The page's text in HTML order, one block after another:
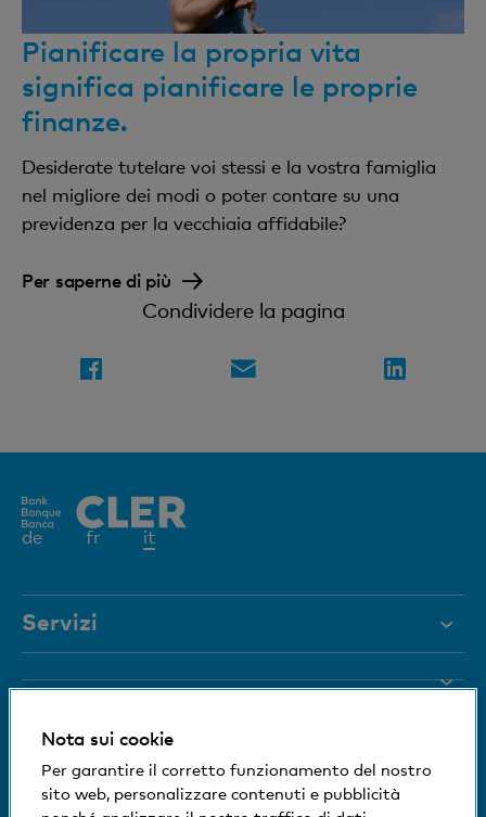
Pianificare la propria vita
significa pianificare le proprie
finanze.
Desiderate tutelare voi stessi e la vostra famiglia
nel migliore dei modi o poter contare su una
previdenza per la vecchiaia affidabile?
Per saperne di più
Condividere la pagina
de fr itElemento
Servizi
Organi dirigenti
Siamo a vostra disposizione
Nota sui cookie
Per garantire il corretto funzionamento del nostro
sito web, personalizzare contenuti e pubblicità